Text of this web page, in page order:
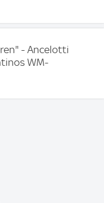
- Ancelotti
WM-